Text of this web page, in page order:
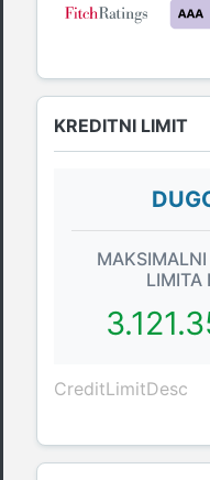
KREDITNI LIMIT
LIMITA
CreditLimitDesc